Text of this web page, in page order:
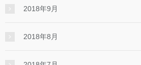
2018年9月
2018年8月